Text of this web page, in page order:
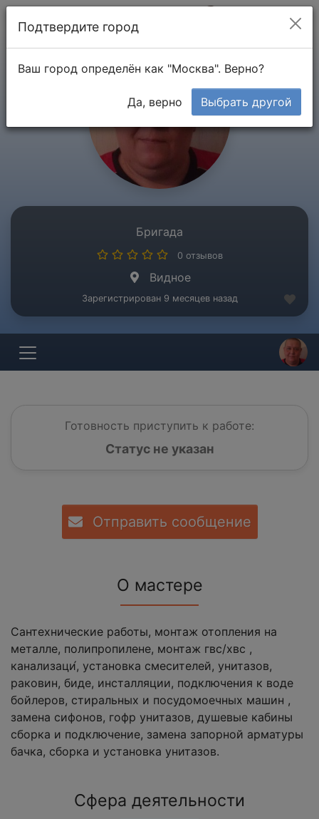
Бригада
0 отзывов
Видное
Зарегистрирован 9 месяцев назад
Готовность приступить к работе:
Статус не указан
Отправить сообщение
О мастере
Сантехнические работы, монтаж отопления на
металле, полипропилене, монтаж гвс/хвс ,
канализаци́, установка смесителей, унитазов,
раковин, биде, инсталляции, подключения к воде
бойлеров, стиральных и посудомоечных машин ,
замена сифонов, гофр унитазов, душевые кабины
сборка и подключение, замена запорной арматуры
бачка, сборка и установка унитазов.
Сфера деятельности
Подтвердите город
Ваш город определён как "Москва". Верно?
Да, верно Выбрать другой